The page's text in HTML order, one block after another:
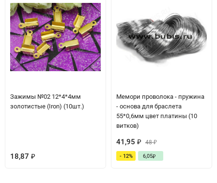
Зажимы №02 12*4*4мм
золотистые (Iron) (10шт.)
18,87 ₽
Мемори проволока - пружина
- основа для браслета
55*0,6мм цвет платины (10
витков)
41,95 ₽ 48₽
- 12% 6,05₽